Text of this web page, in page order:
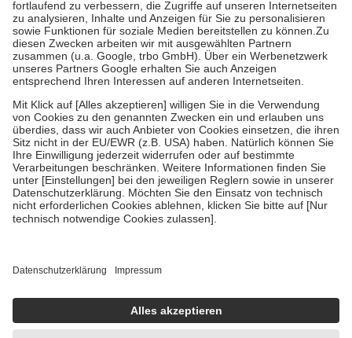
Diese Regeln gelten grundsätzlich auch für Online-Apotheken.
Bei Heilmitteln und häuslicher Krankenpflege beträgt die
Zuzahlung zehn Prozent der Kosten sowie zehn Euro je
Verordnung.
Um das Engagement der Versicherten für ihre eigene Gesundheit zu
stärken und die besondere Stellung der Familie zu unterstützen,
fallenkeine Zuzahlungenan bei:
• Kindern und Jugendlichen bis zum vollendeten 18. Lebensjahr
mit Ausnahme der Fahrkosten
• Untersuchungen zur Vorsorge und Früherkennung, die von der
GKV getragen werden
• empfohlenen Schutzimpfungen
• Harn- und Blutteststreifen
getroffen, um sicherzustellen, dass es sich um echte Bewertungen
https://help.etrusted.com/hc/de/articles/4419944605341
Einige Bilder und Inhalte wurden unter Zuhilfenahme künstlicher